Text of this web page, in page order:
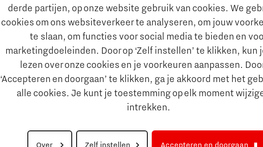
derde partijen, op onze website gebruik van cookies. We
cookies om ons websiteverkeer te analyseren, om jouw
te slaan, om functies voor social media te bieden en
marketingdoeleinden. Door op ‘Zelf instellen’ te klikken, kun
lezen over onze cookies en je voorkeuren aanpassen.
‘Accepteren en doorgaan’ te klikken, ga je akkoord met het
alle cookies. Je kunt je toestemming op elk moment
intrekken.
Over Zelf instellen Accepteren en doorgaan
Aantrekken en behouden van talent
Internationaal talent aantrekken en
behouden
Hoe werken de jobportals
Reskilling in Brainport
Internationaal Ondernemen
Insidr wijst ‘internationale’
de weg in onderwijsland
Maatschappelijk
Brainport voor Elkaar
Over Brainport voor Elkaar
Sociale Brainport Agenda
Lidmaatschap